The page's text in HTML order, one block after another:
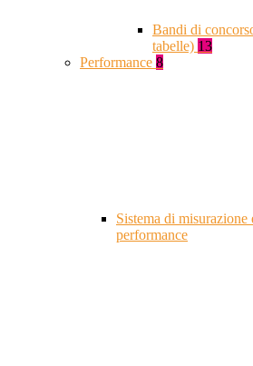
Bandi di
tabelle) 13
Performance 8
Sistema di misurazione
performance